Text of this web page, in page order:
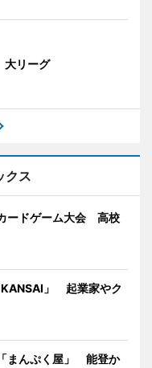
リーグ
クス
ードゲーム大会 高校
KANSAI」 起業家やク
まんぷく屋」 能登か